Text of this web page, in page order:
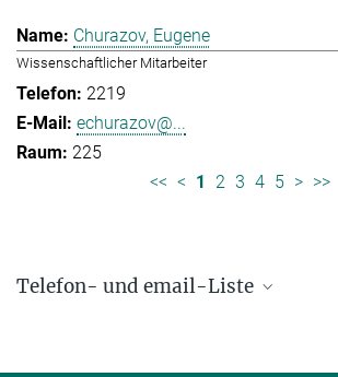
Churazov, Eugene
Wissenschaftlicher Mitarbeiter
2219
echurazov@...
225
<< < 1 2 3 4 5 > >>
Telefon- und email-Liste